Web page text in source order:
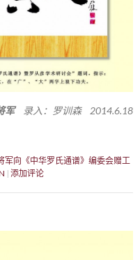
军录入：罗训森 2014.6.18
向《中华罗氏通谱》编委会赠工
添加评论